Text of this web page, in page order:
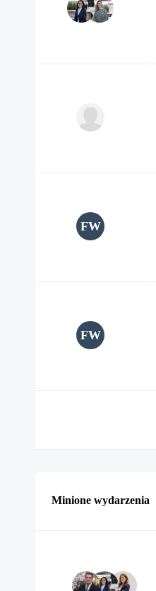
FW
FW
Minione wydarzenia